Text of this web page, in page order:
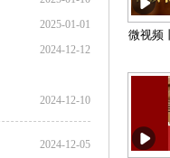
2025-01-01
2024-12-12
2024-12-10
2024-12-05